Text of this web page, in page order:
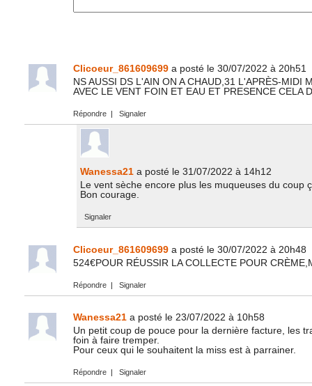
Clicoeur_861609699 a posté le 30/07/2022 à 20h51
NS AUSSI DS L'AIN ON A CHAUD,31 L'APRÈS-MIDI
AVEC LE VENT FOIN ET EAU ET PRESENCE CELA
Répondre | Signaler
Wanessa21 a posté le 31/07/2022 à 14h12
Le vent sèche encore plus les muqueuses du coup
Bon courage.
Signaler
Clicoeur_861609699 a posté le 30/07/2022 à 20h48
524€POUR RÉUSSIR LA COLLECTE POUR
Répondre | Signaler
Wanessa21 a posté le 23/07/2022 à 10h58
Un petit coup de pouce pour la dernière facture, les
foin à faire tremper.
Pour ceux qui le souhaitent la miss est à parrainer.
Répondre | Signaler